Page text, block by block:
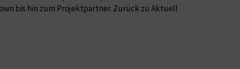
bis hin zum Projektpartner. Zurück zu Aktuell